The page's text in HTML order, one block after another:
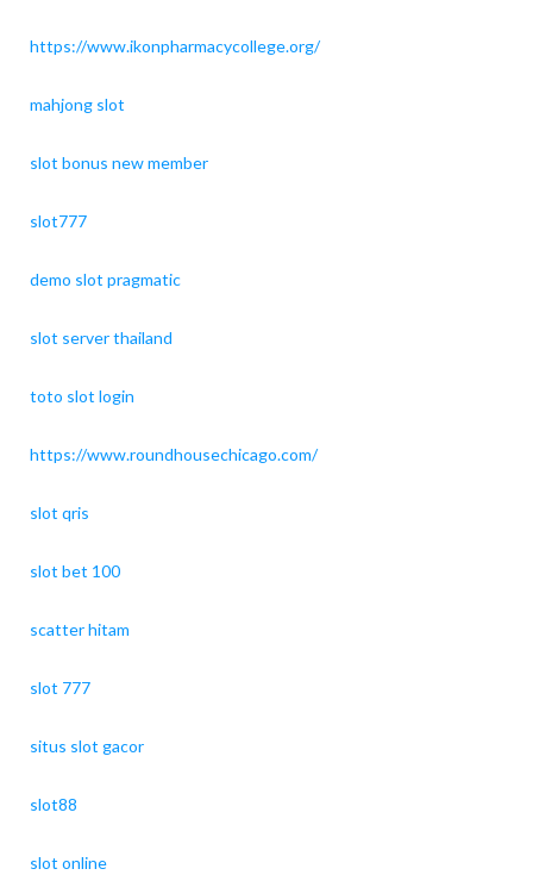
https://www.ikonpharmacycollege.org/
mahjong slot
slot bonus new member
slot777
demo slot pragmatic
slot server thailand
toto slot login
https://www.roundhousechicago.com/
slot qris
slot bet 100
scatter hitam
slot 777
situs slot gacor
slot88
slot online